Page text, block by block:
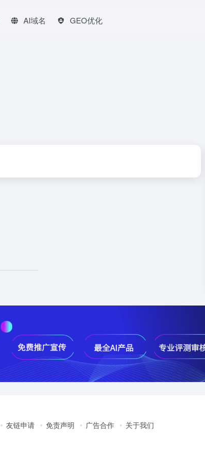
AI域名 GEO优化
友链申请 免责声明 广告合作 关于我们